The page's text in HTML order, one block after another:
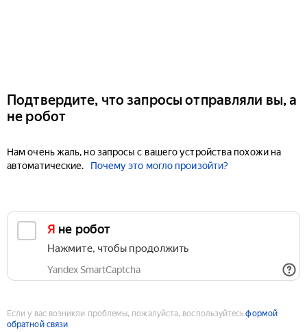
Подтвердите, что запросы отправляли вы, а
не робот
Нам очень жаль, но запросы с вашего устройства похожи на
автоматические.
Почему это могло произойти?
Я не робот
Нажмите, чтобы продолжить
Yandex SmartCaptcha
Если у вас возникли проблемы, пожалуйста, воспользуйтесьформой
обратной связи